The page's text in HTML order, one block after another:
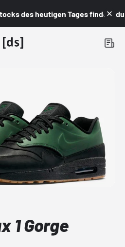
des heutigen Tages findest du
1 Gorge